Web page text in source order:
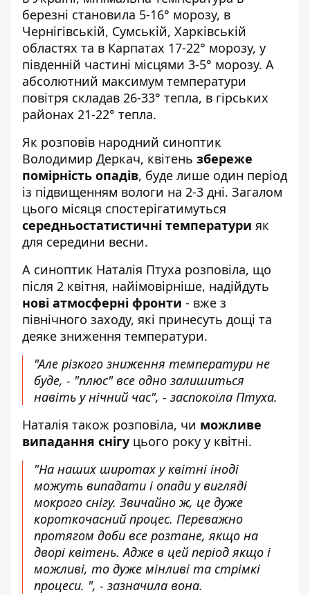
березні становила 5-16° морозу, в
Чернігівській, Сумській, Харківській
областях та в Карпатах 17-22° морозу, у
південній частині місцями 3-5° морозу. А
абсолютний максимум температури
повітря складав 26-33° тепла, в гірських
районах 21-22° тепла.
Як розповів народний синоптик
Володимир Деркач, квітень збереже
помірність опадів, буде лише один період
із підвищенням вологи на 2-3 дні. Загалом
цього місяця спостерігатимуться
середньостатистичні температури як
для середини весни.
А синоптик Наталія Птуха розповіла, що
після 2 квітня, найімовірніше, надійдуть
нові атмосферні фронти - вже з
північного заходу, які принесуть дощі та
деяке зниження температури.
"Але різкого зниження температури не
буде, - "плюс" все одно залишиться
навіть у нічний час", - заспокоїла Птуха.
Наталія також розповіла, чи можливе
випадання снігу цього року у квітні.
"На наших широтах у квітні іноді
можуть випадати і опади у вигляді
мокрого снігу. Звичайно ж, це дуже
короткочасний процес. Переважно
протягом доби все розтане, якщо на
дворі квітень. Адже в цей період якщо і
можливі, то дуже мінливі та стрімкі
процеси. ", - зазначила вона.